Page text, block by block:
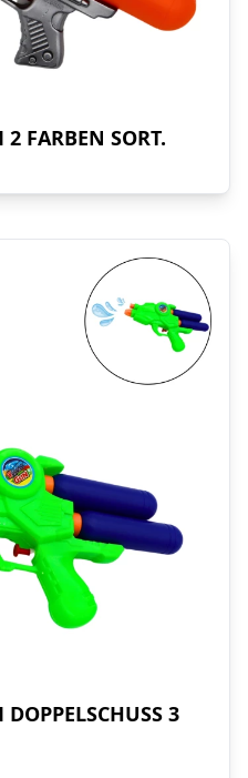
2 FARBEN SORT.
DOPPELSCHUSS 3